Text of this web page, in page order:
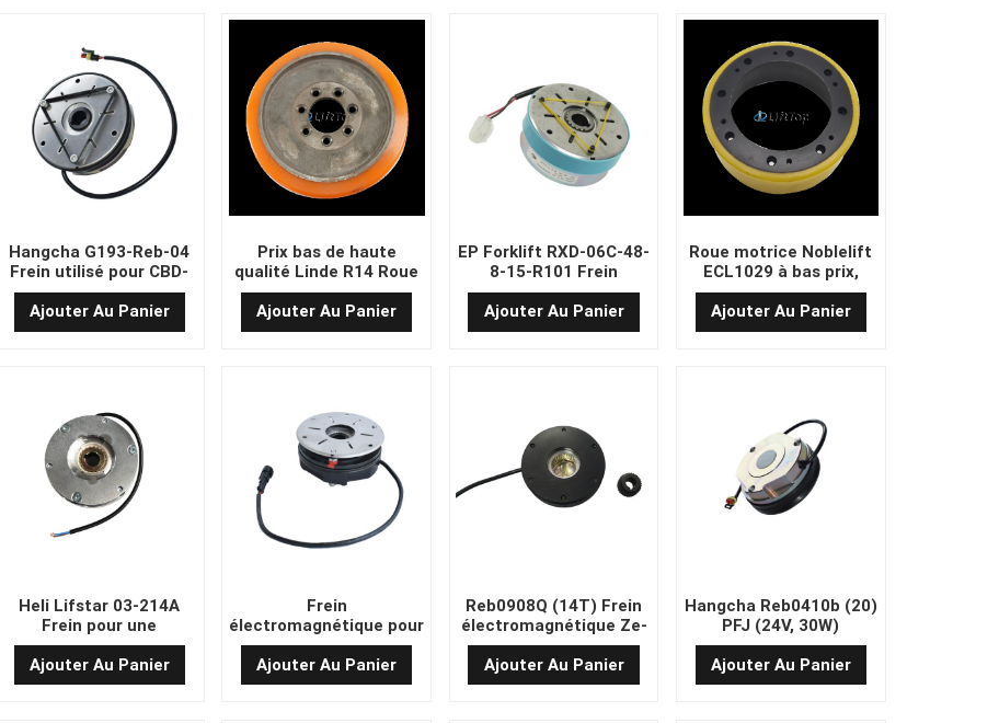
Hangcha G193-Reb-04
Frein utilisé pour CBD-
AC1-CDD-EP
Ajouter Au Panier
Prix ​​bas de haute
qualité Linde R14 Roue
d'entraînement 343 *
135 * 80
Ajouter Au Panier
EP Forklift RXD-06C-48-
8-15-R101 Frein
électromagnétique
Ajouter Au Panier
Roue motrice Noblelift
ECL1029 à bas prix,
taille 210 x 75/83 mm
Ajouter Au Panier
Heli Lifstar 03-214A
Frein pour une
utilisation avec un
moteur à 1,5
Ajouter Au Panier
Frein
électromagnétique pour
chariot élévateur G218-
REB-04-10B(20)PKJ EP
Ajouter Au Panier
Reb0908Q (14T) Frein
électromagnétique Ze-
R 25W
Ajouter Au Panier
Hangcha Reb0410b (20)
PFJ (24V, 30W)
Ajouter Au Panier